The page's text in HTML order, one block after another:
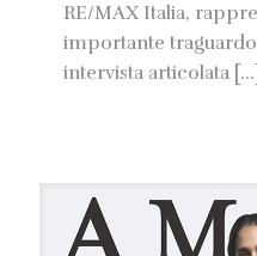
RE/MAX Italia,
importante
intervista articolata […]